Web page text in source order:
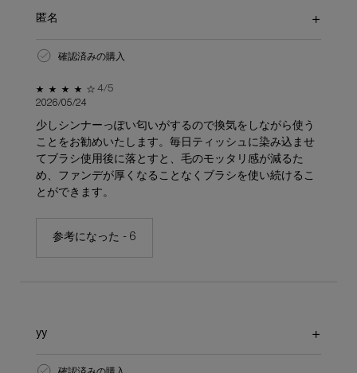
匿名
確認済みの購入
5星中4。
4/5
2026/05/24
少しシンナーっぽい匂いがするので換気をしながら使う
ことをお勧めいたします。毎日ティッシュに染み込ませ
てブラシ使用後に落とすと、毛のモッタリ感が減るた
め、ファンデが厚くなることなくブラシを使い続けるこ
とができます。
参考になった - 6
yy